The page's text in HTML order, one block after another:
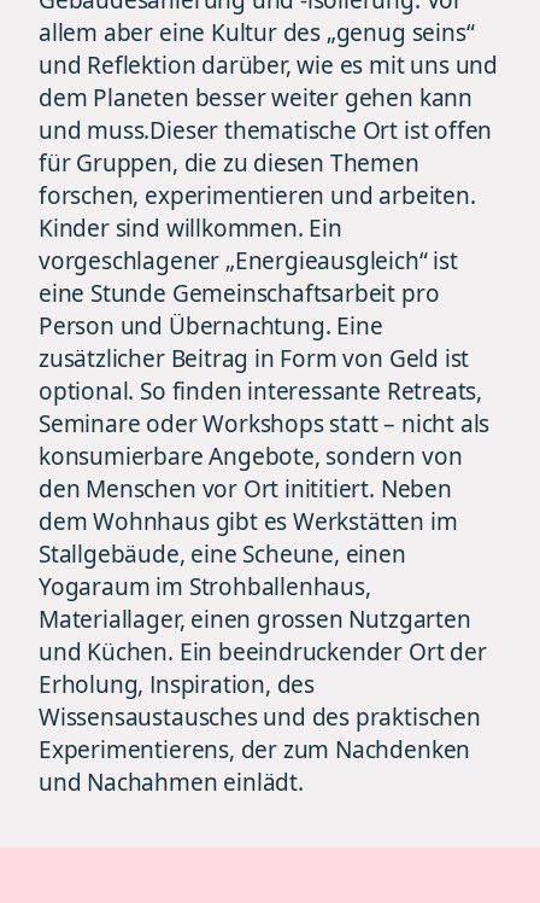
allem aber eine Kultur des „genug seins“
und Reflektion darüber, wie es mit uns und
dem Planeten besser weiter gehen kann
und muss.Dieser thematische Ort ist offen
für Gruppen, die zu diesen Themen
forschen, experimentieren und arbeiten.
Kinder sind willkommen. Ein
vorgeschlagener „Energieausgleich“ ist
eine Stunde Gemeinschaftsarbeit pro
Person und Übernachtung. Eine
zusätzlicher Beitrag in Form von Geld ist
optional. So finden interessante Retreats,
Seminare oder Workshops statt – nicht als
konsumierbare Angebote, sondern von
den Menschen vor Ort inititiert. Neben
dem Wohnhaus gibt es Werkstätten im
Stallgebäude, eine Scheune, einen
Yogaraum im Strohballenhaus,
Materiallager, einen grossen Nutzgarten
und Küchen. Ein beeindruckender Ort der
Erholung, Inspiration, des
Wissensaustausches und des praktischen
Experimentierens, der zum Nachdenken
und Nachahmen einlädt.